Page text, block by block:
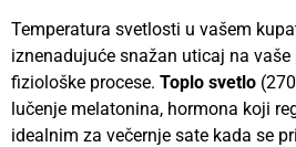
Temperatura svetlosti u vašem
iznenadujuće snažan uticaj na
fiziološke procese. Toplo svetlo
lučenje melatonina, hormona koji
idealnim za večernje sate kada se